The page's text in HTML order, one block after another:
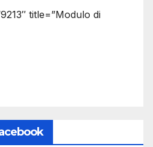
title=”Modulo di